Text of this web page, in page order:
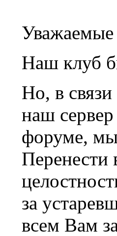
Наш клуб
Но, в
наш
форуме,
за
всем Вам